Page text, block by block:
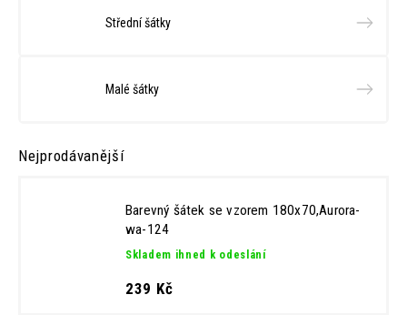
Střední šátky
Malé šátky
Nejprodávanější
Barevný šátek se vzorem 180x70,Aurora-
wa-124
Skladem ihned k odeslání
239 Kč